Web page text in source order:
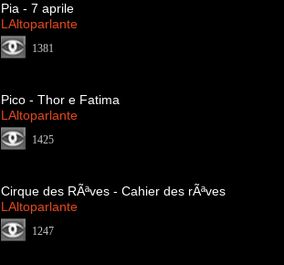
Pia - 7 aprile
LAltoparlante
1381
Pico - Thor e Fatima
LAltoparlante
1425
Cirque des RÃªves - Cahier des rÃªves
LAltoparlante
1247